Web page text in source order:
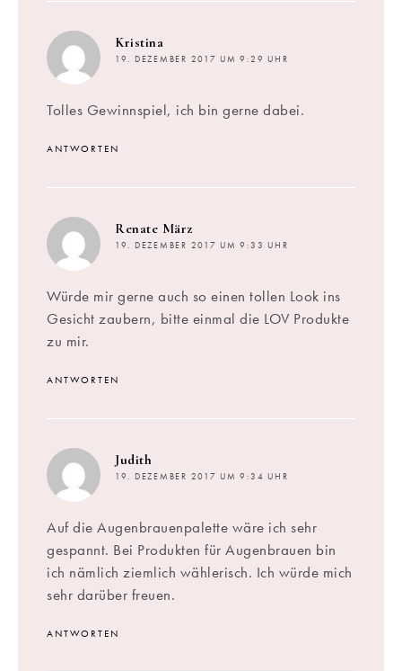
Kristina
19. DEZEMBER 2017 UM 9:29 UHR
Tolles Gewinnspiel, ich bin gerne dabei.
ANTWORTEN
Renate März
19. DEZEMBER 2017 UM 9:33 UHR
Würde mir gerne auch so einen tollen Look ins
Gesicht zaubern, bitte einmal die LOV Produkte
zu mir.
ANTWORTEN
Judith
19. DEZEMBER 2017 UM 9:34 UHR
Auf die Augenbrauenpalette wäre ich sehr
gespannt. Bei Produkten für Augenbrauen bin
ich nämlich ziemlich wählerisch. Ich würde mich
sehr darüber freuen.
ANTWORTEN